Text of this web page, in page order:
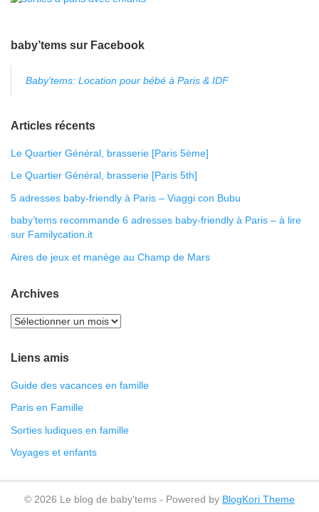
baby’tems sur Facebook
Baby'tems: Location pour bébé à Paris & IDF
Articles récents
Le Quartier Général, brasserie [Paris 5ème]
Le Quartier Général, brasserie [Paris 5th]
5 adresses baby-friendly à Paris – Viaggi con Bubu
baby’tems recommande 6 adresses baby-friendly à Paris – à lire
sur Familycation.it
Aires de jeux et manège au Champ de Mars
Archives
Liens amis
Guide des vacances en famille
Paris en Famille
Sorties ludiques en famille
Voyages et enfants
© 2026 Le blog de baby'tems - Powered by BlogKori Theme